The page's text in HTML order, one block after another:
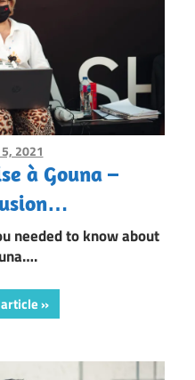
2021
à Gouna –
needed to know about